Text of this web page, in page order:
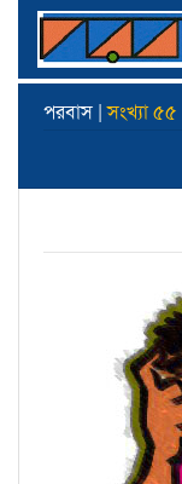
পরবাস |সংখ্যা ৫৫